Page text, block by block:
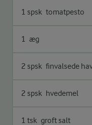
1 spsk tomatpesto
1 æg
2 spsk finvalsede
2 spsk hvedemel
1 tsk groft salt